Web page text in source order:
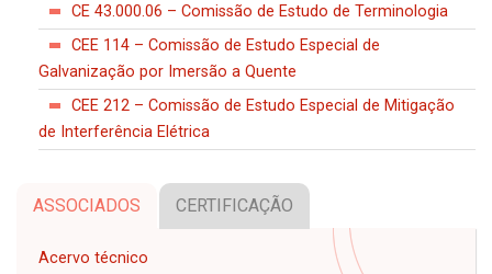
CE 43.000.06 – Comissão de Estudo de Terminologia
CEE 114 – Comissão de Estudo Especial de
Galvanização por Imersão a Quente
CEE 212 – Comissão de Estudo Especial de Mitigação
de Interferência Elétrica
ASSOCIADOS CERTIFICAÇÃO
Acervo técnico